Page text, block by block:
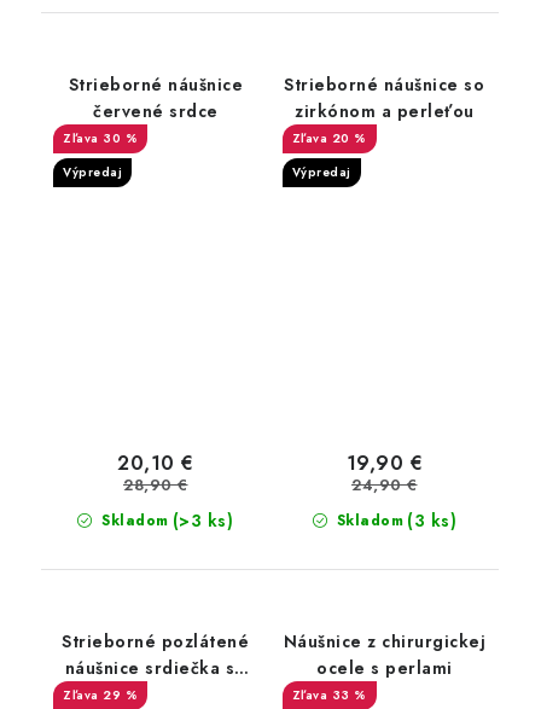
Strieborné náušnice
červené srdce
30 %
Výpredaj
Skladom (>3 ks)
20,10 €
28,90 €
Strieborné náušnice so
zirkónom a perleťou
20 %
Výpredaj
Skladom (3 ks)
19,90 €
24,90 €
Strieborné pozlátené
náušnice srdiečka so
zirkónom
29 %
Náušnice z chirurgickej
ocele s perlami
33 %